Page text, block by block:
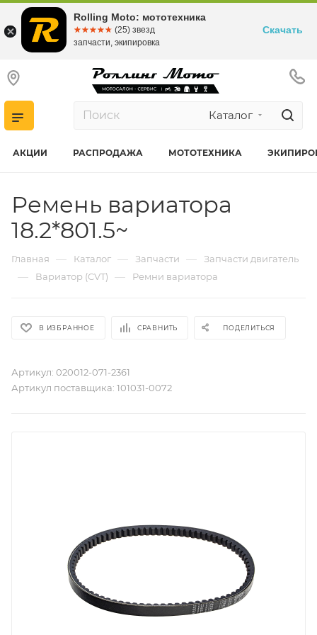
Каталог
АКЦИИ РАСПРОДАЖА МОТОТЕХНИКА
Ремень вариатора
18.2*801.5~
Главная — Каталог — Запчасти — Запчасти двигатель
— Вариатор (CVT) — Ремни вариатора
В ИЗБРАННОЕ СРАВНИТЬ ПОДЕЛИТЬСЯ
Артикул: 020012-071-2361
Артикул поставщика: 101031-0072
Rolling Moto: мототехника
☆☆☆☆☆
★★★★★ (25) звезд
запчасти, экипировка
Скачать